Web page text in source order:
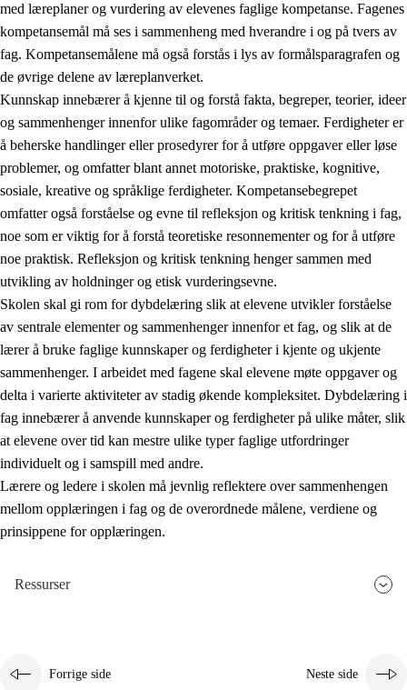
2.2 Kompetanse i fagene
Grunnleggende ferdigheter
2.4 Å lære å lære
Tverrfaglige temaer
med læreplaner og vurdering av elevenes faglige kompetanse. Fagenes
kompetansemål må ses i sammenheng med hverandre i og på tvers av
fag. Kompetansemålene må også forstås i lys av formålsparagrafen og
de øvrige delene av læreplanverket.
Kunnskap innebærer å kjenne til og forstå fakta, begreper, teorier, ideer
og sammenhenger innenfor ulike fagområder og temaer. Ferdigheter er
å beherske handlinger eller prosedyrer for å utføre oppgaver eller løse
problemer, og omfatter blant annet motoriske, praktiske, kognitive,
sosiale, kreative og språklige ferdigheter. Kompetansebegrepet
omfatter også forståelse og evne til refleksjon og kritisk tenkning i fag,
noe som er viktig for å forstå teoretiske resonnementer og for å utføre
noe praktisk. Refleksjon og kritisk tenkning henger sammen med
utvikling av holdninger og etisk vurderingsevne.
Skolen skal gi rom for dybdelæring slik at elevene utvikler forståelse
av sentrale elementer og sammenhenger innenfor et fag, og slik at de
lærer å bruke faglige kunnskaper og ferdigheter i kjente og ukjente
sammenhenger. I arbeidet med fagene skal elevene møte oppgaver og
delta i varierte aktiviteter av stadig økende kompleksitet. Dybdelæring i
fag innebærer å anvende kunnskaper og ferdigheter på ulike måter, slik
at elevene over tid kan mestre ulike typer faglige utfordringer
individuelt og i samspill med andre.
Lærere og ledere i skolen må jevnlig reflektere over sammenhengen
mellom opplæringen i fag og de overordnede målene, verdiene og
prinsippene for opplæringen.
Ressurser
Forrige side Neste side